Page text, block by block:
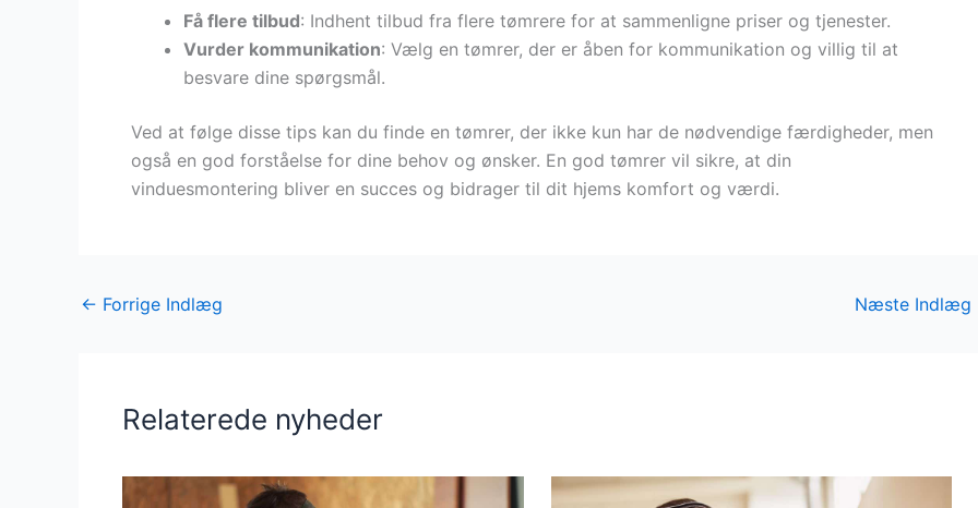
Få flere tilbud: Indhent tilbud fra flere tømrere for at sammenligne priser og tjenester.
Vurder kommunikation: Vælg en tømrer, der er åben for kommunikation og villig til at
besvare dine spørgsmål.
Ved at følge disse tips kan du finde en tømrer, der ikke kun har de nødvendige færdigheder, men
også en god forståelse for dine behov og ønsker. En god tømrer vil sikre, at din
vinduesmontering bliver en succes og bidrager til dit hjems komfort og værdi.
← Forrige Indlæg Næste Indlæg
Relaterede nyheder